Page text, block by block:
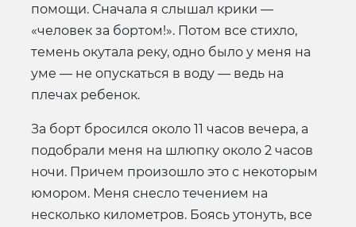
помощи. Сначала я слышал крики —
«человек за бортом!». Потом все стихло,
темень окутала реку, одно было у меня на
уме — не опускаться в воду — ведь на
плечах ребенок.
За борт бросился около 11 часов вечера, а
подобрали меня на шлюпку около 2 часов
ночи. Причем произошло это с некоторым
юмором. Меня снесло течением на
несколько километров. Боясь утонуть, все